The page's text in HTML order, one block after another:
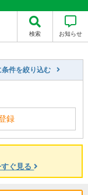
検索 お知らせ
条件を絞り込む
録
すぐ見る